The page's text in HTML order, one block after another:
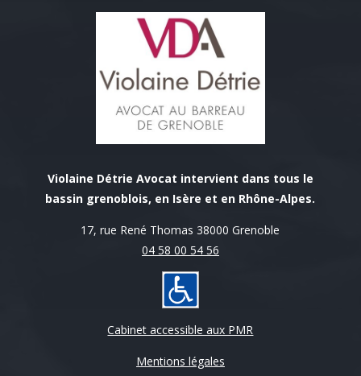
Violaine Détrie Avocat intervient dans tous le
bassin grenoblois, en Isère et en Rhône-Alpes.
17, rue René Thomas 38000 Grenoble
04 58 00 54 56
Cabinet accessible aux PMR
Mentions légales